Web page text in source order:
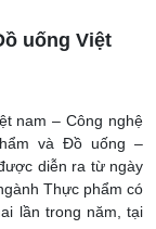
uống Việt
nam – Công nghệ
và Đồ uống –
diễn ra từ ngày
Thực phẩm có
lần trong năm, tại